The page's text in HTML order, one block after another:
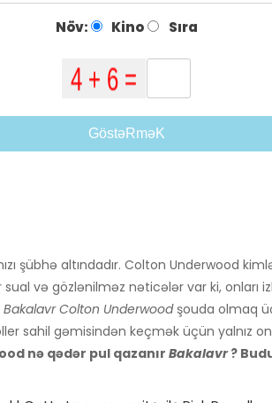
Növ: Kino Sıra
GöstəRməK
şübhə altındadır. Colton Underwood
sual və gözlənilməz nəticələr var ki, onları
Bakalavr Colton Underwoodşouda olmaq
sahil gəmisindən keçmək üçün yalnız
nə qədər pul qazanır Bakalavr?